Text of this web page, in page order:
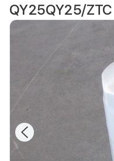
QY25QY25/ZTC